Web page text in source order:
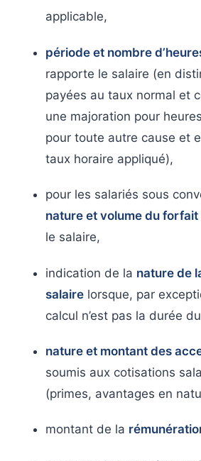
applicable,
période et nombre
rapporte le salaire (en
payées au taux normal et
une majoration pour
pour toute autre cause et
taux horaire appliqué),
pour les salariés sous
nature et volume du forfait
le salaire,
indication de la nature de
salaire lorsque, par
calcul n’est pas la durée
nature et montant des
soumis aux cotisations
(primes, avantages en
montant de la